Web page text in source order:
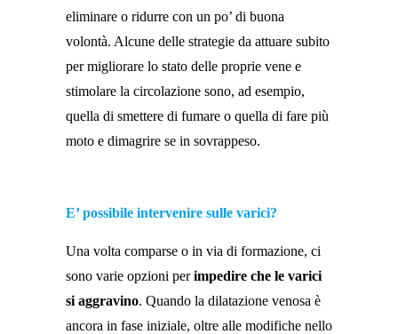
eliminare o ridurre con un po’ di buona
volontà. Alcune delle strategie da attuare subito
per migliorare lo stato delle proprie vene e
stimolare la circolazione sono, ad esempio,
quella di smettere di fumare o quella di fare più
moto e dimagrire se in sovrappeso.
E’ possibile intervenire sulle varici?
Una volta comparse o in via di formazione, ci
sono varie opzioni perimpedire che le varici
si aggravino. Quando la dilatazione venosa è
ancora in fase iniziale, oltre alle modifiche nello